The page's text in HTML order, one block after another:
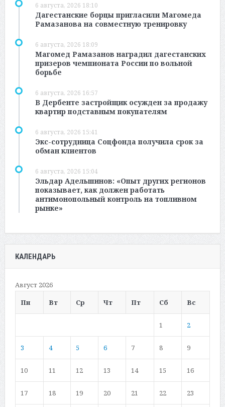
6 августа, 2026 18:10
Дагестанские борцы пригласили Магомеда
Рамазанова на совместную тренировку
6 августа, 2026 18:09
Магомед Рамазанов наградил дагестанских
призеров чемпионата России по вольной
борьбе
6 августа, 2026 16:57
В Дербенте застройщик осужден за продажу
квартир подставным покупателям
6 августа, 2026 15:41
Экс-сотрудница Соцфонда получила срок за
обман клиентов
6 августа, 2026 15:04
Эльдар Адельшинов: «Опыт других регионов
показывает, как должен работать
антимонопольный контроль на топливном
рынке»
КАЛЕНДАРЬ
Август 2026
Пн
Вт Ср Чт Пт Сб Вс
1 2
3 4 5 6 7 8 9
10 11 12 13 14 15 16
17 18 19 20 21 22 23